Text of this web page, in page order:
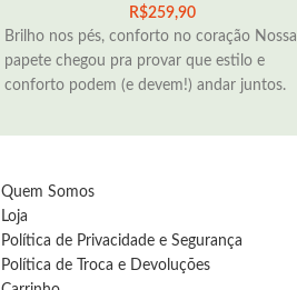
R$259,90
Brilho nos pés, conforto no coração Nossa
papete chegou pra provar que estilo e
conforto podem (e devem!) andar juntos.
Quem Somos
Loja
Política de Privacidade e Segurança
Política de Troca e Devoluções